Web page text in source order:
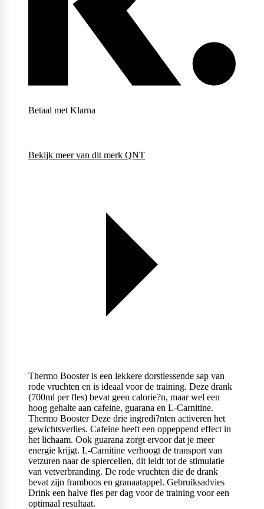
Weider
Betaal met Klarna
Bekijk meer van dit merk QNT
Thermo Booster is een lekkere dorstlessende sap van
rode vruchten en is ideaal voor de training. Deze drank
(700ml per fles) bevat geen calorie?n, maar wel een
hoog gehalte aan cafeine, guarana en L-Carnitine.
Thermo Booster Deze drie ingredi?nten activeren het
gewichtsverlies. Cafeine heeft een oppeppend effect in
het lichaam. Ook guarana zorgt ervoor dat je meer
energie krijgt. L-Carnitine verhoogt de transport van
vetzuren naar de spiercellen, dit leidt tot de stimulatie
van vetverbranding. De rode vruchten die de drank
bevat zijn framboos en granaatappel. Gebruiksadvies
Drink een halve fles per dag voor de training voor een
optimaal resultaat.